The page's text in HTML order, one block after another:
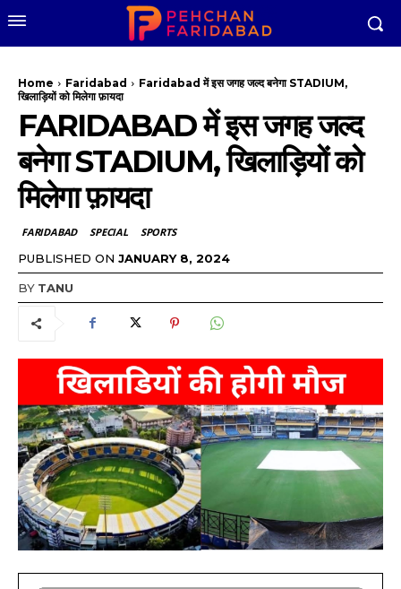
Home Faridabad
Faridabad में इस जगह जल्द बनेगा STADIUM,
खिलाड़ियों को मिलेगा फ़ायदा
FARIDABAD में इस जगह जल्द
बनेगा STADIUM, खिलाड़ियों को
मिलेगा फ़ायदा
FARIDABAD SPECIAL SPORTS
PUBLISHED ON JANUARY 8, 2024
BY TANU